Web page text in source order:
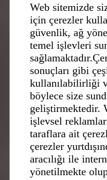
Web sitemizde
için çerezler
güvenlik, ağ
temel işlevleri
sonuçları gibi
kullanılabilirliği
böylece size
geliştirmektedir.
işlevsel
taraflara ait
çerezler
aracılığı ile
yönetilmekte